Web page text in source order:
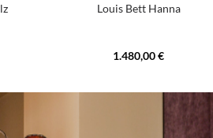
Louis Bett Hanna
1.480,00 €